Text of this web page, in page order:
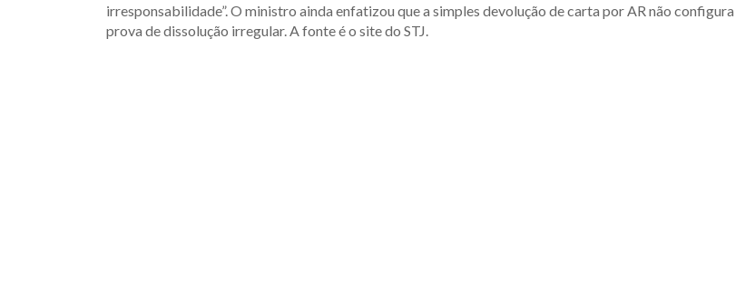
irresponsabilidade”. O ministro ainda enfatizou que a simples devolução de carta por AR não configura
prova de dissolução irregular. A fonte é o site do STJ.